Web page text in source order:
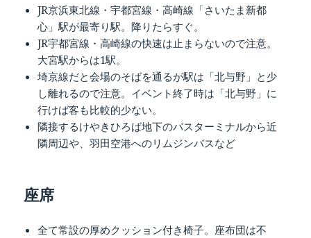
JR京浜東北線・宇都宮線・高崎線「さいたま新都
心」駅が最寄り駅。降りたらすぐ。
JR宇都宮線・高崎線の快速は止まらないので注意。
大宮駅からは1駅。
埼京線だと会場のそばを通るが駅は「北与野」と少
し離れるので注意。イベント終了時は「北与野」に
行けば客も比較的少ない。
隣接するけやきひろば地下のバスターミナルから近
隣周辺や、羽田空港へのリムジンバスなど
座席
全て常設の厚めクッション付き椅子。座布団は不